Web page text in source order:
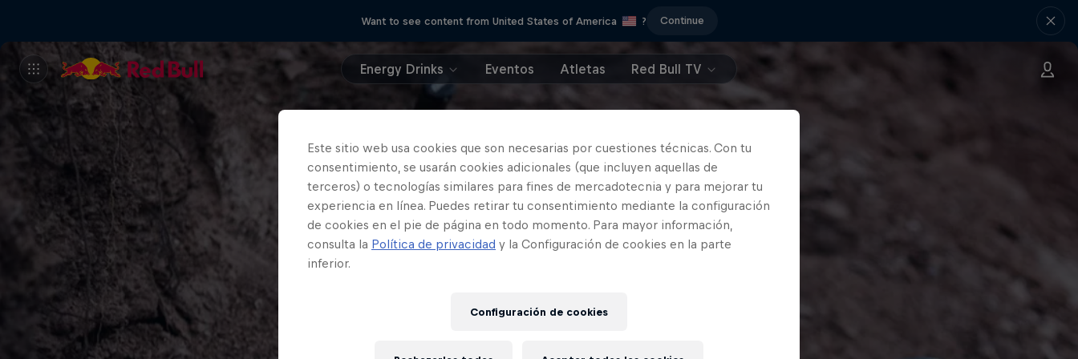
Want to see content from United States of America ? Continue
Energy Drinks Eventos Atletas Red Bull TV
Este sitio web usa cookies que son necesarias por cuestiones técnicas. Con tu
consentimiento, se usarán cookies adicionales (que incluyen aquellas de
terceros) o tecnologías similares para fines de mercadotecnia y para mejorar tu
experiencia en línea. Puedes retirar tu consentimiento mediante la configuración
de cookies en el pie de página en todo momento. Para mayor información,
consulta la Política de privacidad y la Configuración de cookies en la parte
inferior.
Configuración de cookies